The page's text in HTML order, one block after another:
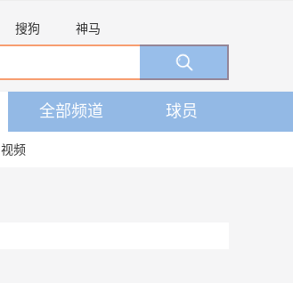
搜狗 神马
全部频道 球员
视频